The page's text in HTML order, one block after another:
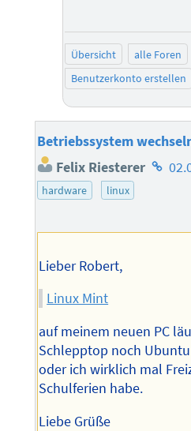
Übersicht alle Foren
Benutzerkonto erstellen
Betriebssystem
Felix Riesterer
hardware
linux
Lieber Robert,
Linux Mint
auf meinem neuen PC
Schlepptop noch
oder ich wirklich mal
Schulferien habe.
Liebe Grüße